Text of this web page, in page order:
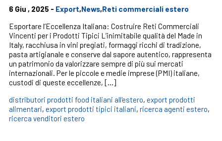
6 Giu , 2025 - Export,News,Reti commerciali estero
Esportare l’Eccellenza Italiana: Costruire Reti Commerciali
Vincenti per i Prodotti Tipici L’inimitabile qualità del Made in
Italy, racchiusa in vini pregiati, formaggi ricchi di tradizione,
pasta artigianale e conserve dal sapore autentico, rappresenta
un patrimonio da valorizzare sempre di più sui mercati
internazionali. Per le piccole e medie imprese (PMI) italiane,
custodi di queste eccellenze, […]
distributori prodotti food italiani all'estero, export prodotti
alimentari, export prodotti tipici italiani, ricerca agenti estero,
ricerca venditori estero